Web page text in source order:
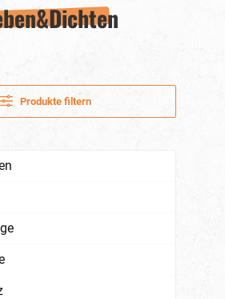
Produkte filtern